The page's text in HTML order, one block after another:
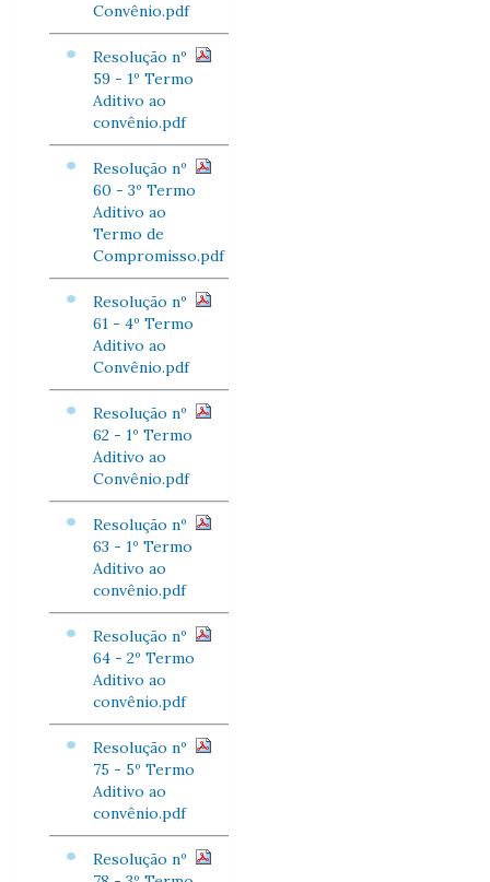
Convênio.pdf
Resolução nº
59 - 1º Termo
Aditivo ao
convênio.pdf
Resolução nº
60 - 3º Termo
Aditivo ao
Termo de
Compromisso.pdf
Resolução nº
61 - 4º Termo
Aditivo ao
Convênio.pdf
Resolução nº
62 - 1º Termo
Aditivo ao
Convênio.pdf
Resolução nº
63 - 1º Termo
Aditivo ao
convênio.pdf
Resolução nº
64 - 2º Termo
Aditivo ao
convênio.pdf
Resolução nº
75 - 5º Termo
Aditivo ao
convênio.pdf
Resolução nº